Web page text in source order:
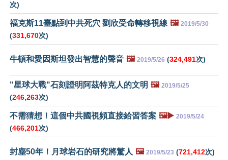
次)
福克斯11臺點到中共死穴 劉欣受命轉移視線 🖼️ 2019/5/30
(331,670次)
牛頓和愛因斯坦發出智慧的聲音 🖼️ 2019/5/26 (324,491次)
"星球大戰"石刻證明阿茲特克人的文明 🖼️ 2019/5/25
(246,263次)
不需猜想！這個中共國視頻直接給習答案 🖼️▶️ 2019/5/24
(466,201次)
封塵50年！月球岩石的研究將驚人 🖼️ 2019/5/23 (721,412次)